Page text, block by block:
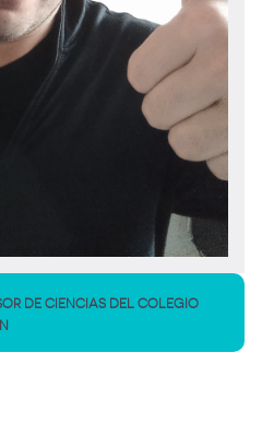
DE CIENCIAS DEL COLEGIO